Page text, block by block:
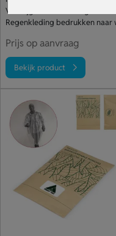
Prijs op aanvraag
Bekijk product